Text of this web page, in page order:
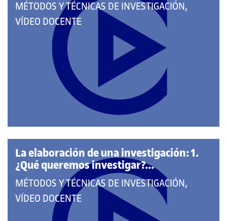
QUE
PERTENECE
CATEGORÍAS:
MÉTODOS Y TÉCNICAS DE INVESTIGACIÓN,
VÍDEO DOCENTE
La elaboración de una investigación: 1.
¿Qué queremos investigar?...
QUE
PERTENECE
MÉTODOS Y TÉCNICAS DE INVESTIGACIÓN,
VÍDEO DOCENTE